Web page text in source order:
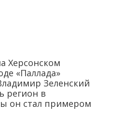
Херсонском
«Паллада»
Зеленский
регион в
он стал примером